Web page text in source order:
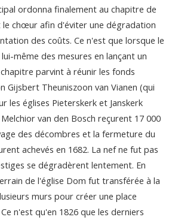
ordonna finalement au chapitre de
chœur afin d'éviter une dégradation
des coûts. Ce n'est que lorsque le
même des mesures en lançant un
parvint à réunir les fonds
Gijsbert Theuniszoon van Vianen (qui
les églises Pieterskerk et Janskerk
van den Bosch reçurent 17 000
des décombres et la fermeture du
achevés en 1682. La nef ne fut pas
se dégradèrent lentement. En
de l'église Dom fut transférée à la
murs pour créer une place
n'est qu'en 1826 que les derniers